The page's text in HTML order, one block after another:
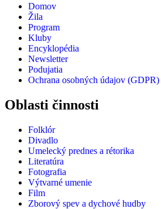
Domov
Žila
Program
Kluby
Encyklopédia
Newsletter
Podujatia
Ochrana osobných údajov (GDPR)
Oblasti činnosti
Folklór
Divadlo
Umelecký prednes a rétorika
Literatúra
Fotografia
Výtvarné umenie
Film
Zborový spev a dychové hudby